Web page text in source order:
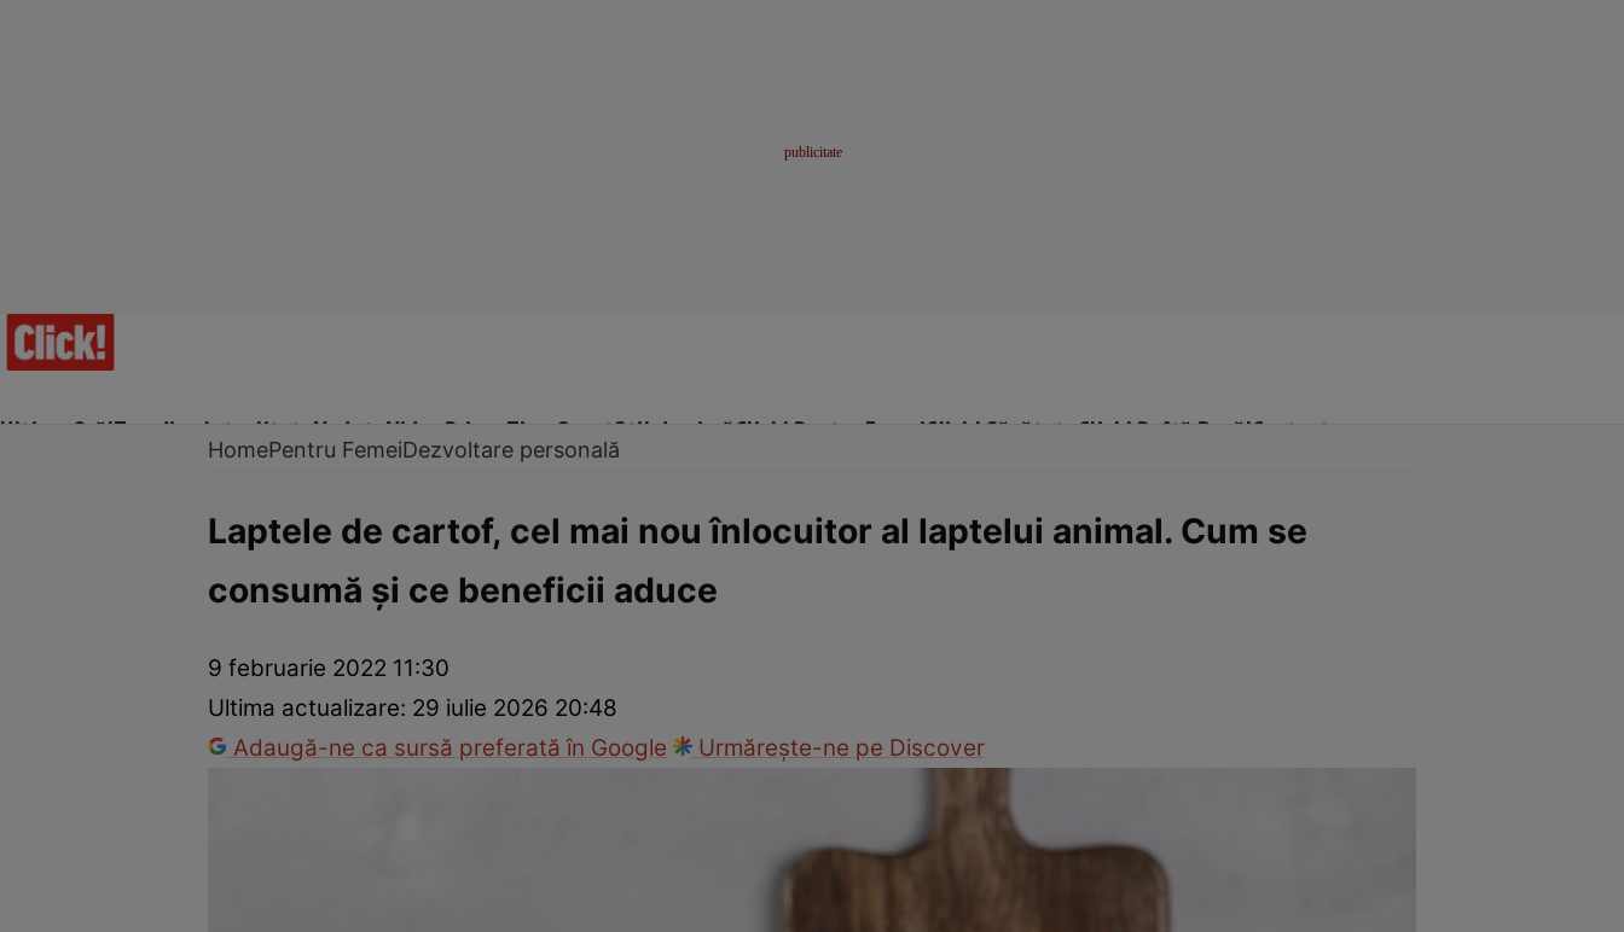
Ultima Oră!Trending Actualitate Vedete Video Prime Time SportStil de viațăClick! Pentru FemeiClick! Sănătate Click! Poftă Bună!Contact
Dezvoltare personalăÎngrijire personalăCasă și grădinăModă
HomePentru FemeiDezvoltare personală
Laptele de cartof, cel mai nou înlocuitor al laptelui animal. Cum se
consumă şi ce beneficii aduce
9 februarie 2022 11:30
Ultima actualizare: 29 iulie 2026 20:48
Adaugă-ne ca sursă preferată în Google
Urmărește-ne pe Discover